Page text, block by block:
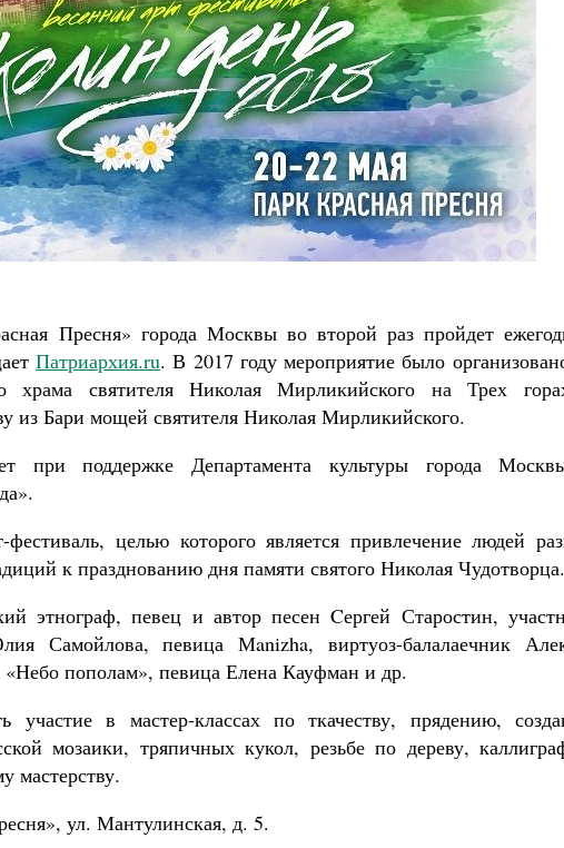
Пресня» города Москвы во второй раз пройдет
Патриархия.ru. В 2017 году мероприятие было
храма святителя Николая Мирликийского на Трех
из Бари мощей святителя Николая Мирликийского.
при поддержке Департамента культуры города
целью которого является привлечение людей
к празднованию дня памяти святого Николая Чудотворца.
этнограф, певец и автор песен Cергей Старостин,
Самойлова, певица Мanizha, виртуоз-балалаечник
пополам», певица Елена Кауфман и др.
участие в мастер-классах по ткачеству, прядению,
мозаики, тряпичных кукол, резьбе по дереву,
мастерству.
ул. Мантулинская, д. 5.
Как найти своё место в жизни
Кирилл Мурышев
Великомученик Георгий Победоносец.
святого
Роман Котов